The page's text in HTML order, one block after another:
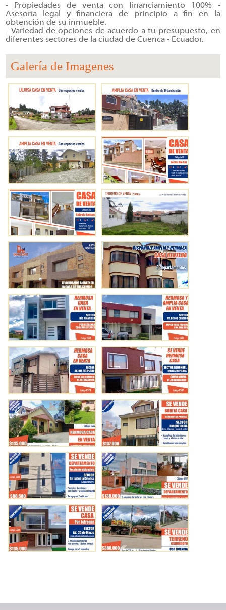
- Propiedades de venta con financiamiento 100% -
Asesoría legal y financiera de principio a fin en la
obtención de su inmueble.
- Variedad de opciones de acuerdo a tu presupuesto, en
diferentes sectores de la ciudad de Cuenca - Ecuador.
Galería de Imagenes